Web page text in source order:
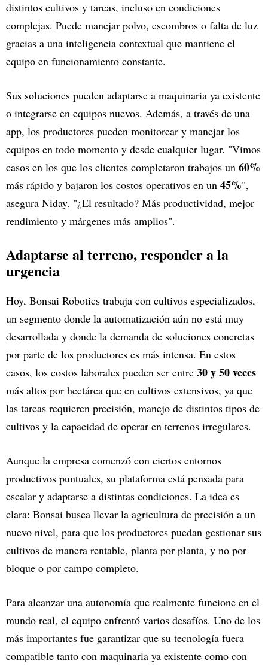
distintos cultivos y tareas, incluso en condiciones
complejas. Puede manejar polvo, escombros o falta de luz
gracias a una inteligencia contextual que mantiene el
equipo en funcionamiento constante.
Sus soluciones pueden adaptarse a maquinaria ya existente
o integrarse en equipos nuevos. Además, a través de una
app, los productores pueden monitorear y manejar los
equipos en todo momento y desde cualquier lugar. "Vimos
casos en los que los clientes completaron trabajos un 60%
más rápido y bajaron los costos operativos en un 45%",
asegura Niday. "¿El resultado? Más productividad, mejor
rendimiento y márgenes más amplios".
Adaptarse al terreno, responder a la
urgencia
Hoy, Bonsai Robotics trabaja con cultivos especializados,
un segmento donde la automatización aún no está muy
desarrollada y donde la demanda de soluciones concretas
por parte de los productores es más intensa. En estos
casos, los costos laborales pueden ser entre 30 y 50 veces
más altos por hectárea que en cultivos extensivos, ya que
las tareas requieren precisión, manejo de distintos tipos de
cultivos y la capacidad de operar en terrenos irregulares.
Aunque la empresa comenzó con ciertos entornos
productivos puntuales, su plataforma está pensada para
escalar y adaptarse a distintas condiciones. La idea es
clara: Bonsai busca llevar la agricultura de precisión a un
nuevo nivel, para que los productores puedan gestionar sus
cultivos de manera rentable, planta por planta, y no por
bloque o por campo completo.
Para alcanzar una autonomía que realmente funcione en el
mundo real, el equipo enfrentó varios desafíos. Uno de los
más importantes fue garantizar que su tecnología fuera
compatible tanto con maquinaria ya existente como con